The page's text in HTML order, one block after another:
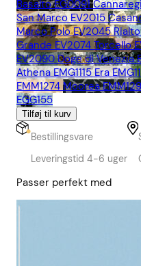
Basalto EG0091
San Marco EV2015
Marco Polo EV2045
Grande EV2074 Torcello
EV2090 Doge di Venezia
Athena EMG1115 Era
EMM1274 Moorea
EGG155
Tilføj til kurv
Bestillingsvare
Leveringstid 4-6 uger
Passer perfekt med